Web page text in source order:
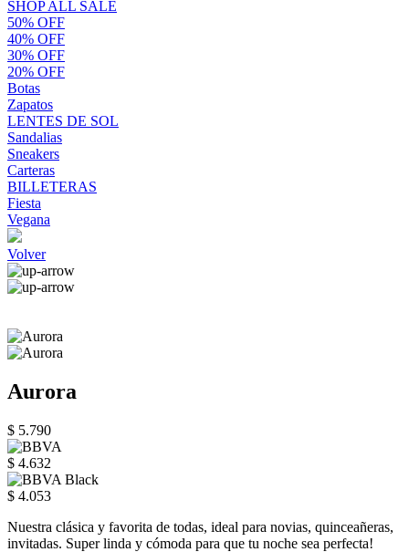
SHOP ALL SALE
50% OFF
40% OFF
30% OFF
20% OFF
Botas
Zapatos
LENTES DE SOL
Sandalias
Sneakers
Carteras
BILLETERAS
Fiesta
Vegana
Volver
Aurora
$ 5.790
$ 4.632
$ 4.053
Nuestra clásica y favorita de todas, ideal para novias, quinceañeras,
invitadas. Super linda y cómoda para que tu noche sea perfecta!